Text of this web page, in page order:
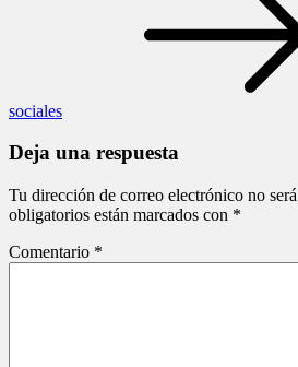
sociales
Deja una respuesta
Tu dirección de correo electrónico no
obligatorios están marcados con *
Comentario *